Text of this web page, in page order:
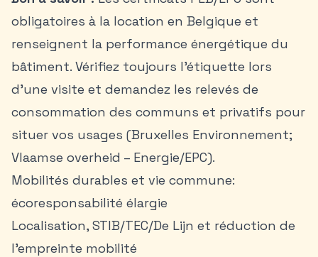
obligatoires à la location en Belgique et
renseignent la performance énergétique du
bâtiment. Vérifiez toujours l’étiquette lors
d’une visite et demandez les relevés de
consommation des communs et privatifs pour
situer vos usages (Bruxelles Environnement;
Vlaamse overheid – Energie/EPC).
Mobilités durables et vie commune:
écoresponsabilité élargie
Localisation, STIB/TEC/De Lijn et réduction de
l’empreinte mobilité